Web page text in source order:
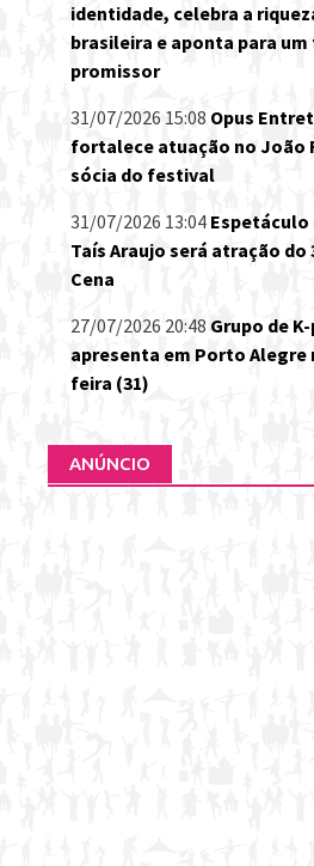
identidade, celebra a
brasileira e aponta para
promissor
31/07/2026 15:08 Opus
fortalece atuação no João
sócia do festival
31/07/2026 13:04
Taís Araujo será atração do
Cena
27/07/2026 20:48 Grupo de
apresenta em Porto Alegre
feira (31)
ANÚNCIO